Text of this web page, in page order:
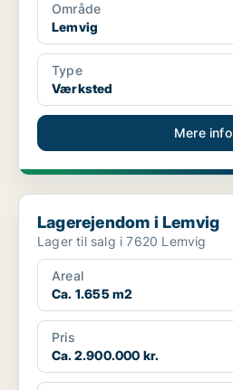
Område
Lemvig
Type
Værksted
Mere info
Lagerejendom i Lemvig
Lagerejendom i Lemvig
Lager til salg i 7620 Lemvig
Areal
Ca. 1.655 m2
Pris
Ca. 2.900.000 kr.